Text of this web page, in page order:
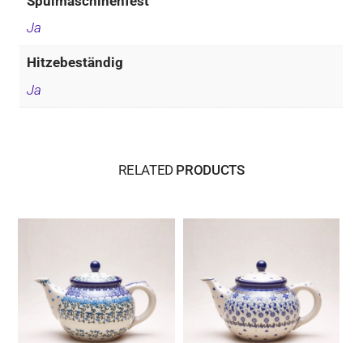
Ja
Hitzebeständig
Ja
RELATEDPRODUCTS